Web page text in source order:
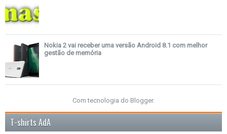
Nokia 2 vai receber uma versão Android 8.1 com melhor
gestão de memória
Com tecnologia do Blogger.
T-shirts AdA